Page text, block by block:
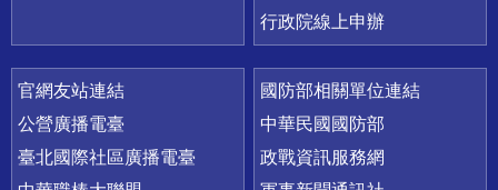
行政院線上申辦
官網友站連結
公營廣播電臺
臺北國際社區廣播電臺
國防部相關單位連結
中華民國國防部
政戰資訊服務網